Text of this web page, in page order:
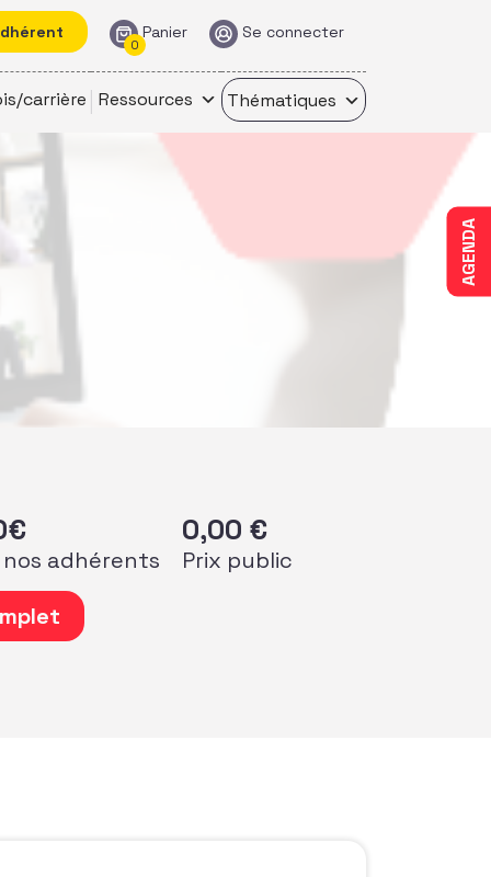
Panier
0
Se connecter
carrière Ressources Thématiques
AGENDA
€
adhérents
0,00 €
Prix public
de Webinaire « Agir en fundraiser responsable : éthique